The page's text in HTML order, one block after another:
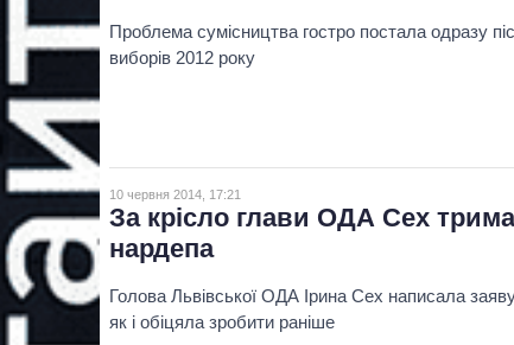
Проблема сумісництва гостро постала одразу
виборів 2012 року
10 червня 2014, 17:21
За крісло глави ОДА Сех
нардепа
Голова Львівської ОДА Ірина Сех написала
як і обіцяла зробити раніше